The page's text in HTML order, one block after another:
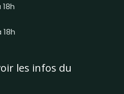
18h
18h
les infos du